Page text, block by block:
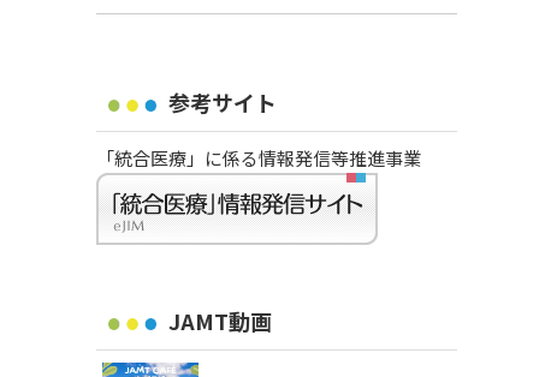
参考サイト
「統合医療」に係る情報発信等推進事業
JAMT動画